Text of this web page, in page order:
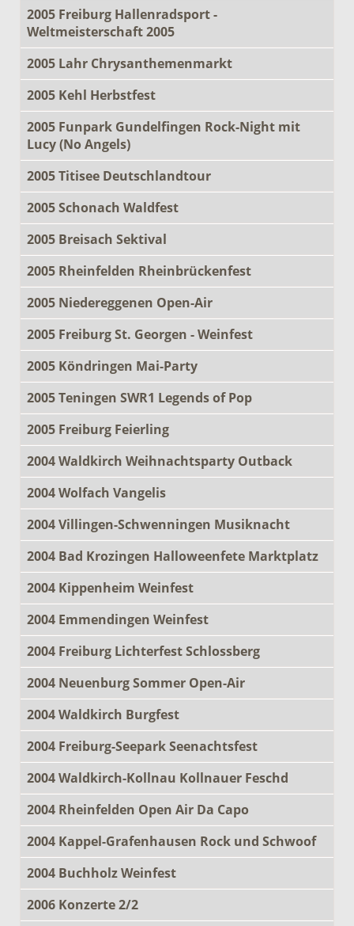
2005 Freiburg Hallenradsport -
Weltmeisterschaft 2005
2005 Lahr Chrysanthemenmarkt
2005 Kehl Herbstfest
2005 Funpark Gundelfingen Rock-Night mit
Lucy (No Angels)
2005 Titisee Deutschlandtour
2005 Schonach Waldfest
2005 Breisach Sektival
2005 Rheinfelden Rheinbrückenfest
2005 Niedereggenen Open-Air
2005 Freiburg St. Georgen - Weinfest
2005 Köndringen Mai-Party
2005 Teningen SWR1 Legends of Pop
2005 Freiburg Feierling
2004 Waldkirch Weihnachtsparty Outback
2004 Wolfach Vangelis
2004 Villingen-Schwenningen Musiknacht
2004 Bad Krozingen Halloweenfete Marktplatz
2004 Kippenheim Weinfest
2004 Emmendingen Weinfest
2004 Freiburg Lichterfest Schlossberg
2004 Neuenburg Sommer Open-Air
2004 Waldkirch Burgfest
2004 Freiburg-Seepark Seenachtsfest
2004 Waldkirch-Kollnau Kollnauer Feschd
2004 Rheinfelden Open Air Da Capo
2004 Kappel-Grafenhausen Rock und Schwoof
2004 Buchholz Weinfest
2006 Konzerte 2/2